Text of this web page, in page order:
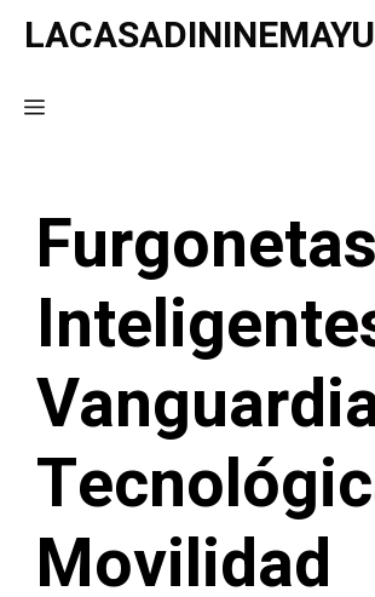
Saltar
contenido
Menú
Furgonetas
Movilidad